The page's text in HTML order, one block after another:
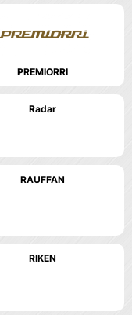
PREMIORRI
Radar
RAUFFAN
RIKEN